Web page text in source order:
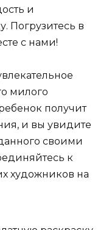
и
Погрузитесь в
с нами!
милого
получит
и вы увидите
своими
к
художников на